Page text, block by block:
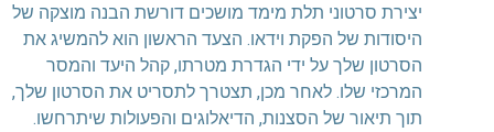
יצירת סרטוני תלת מימד מושכים דורשת הבנה מוצקה של
היסודות של הפקת וידאו. הצעד הראשון הוא להמשיג את
הסרטון שלך על ידי הגדרת מטרתו, קהל היעד והמסר
המרכזי שלו. לאחר מכן, תצטרך לתסריט את הסרטון שלך,
תוך תיאור של הסצנות, הדיאלוגים והפעולות שיתרחשו.